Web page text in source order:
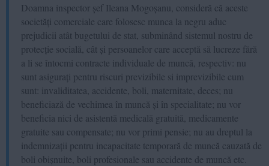
Doamna inspector șef Ileana Mogoșanu, consideră că aceste
societăți comerciale care folosesc munca la negru aduc
prejudicii atât bugetului de stat, subminând sistemul nostru de
protecție socială, cât și persoanelor care acceptă să lucreze fără
a li se întocmi contracte individuale de muncă, respectiv: nu
sunt asigurați pentru riscuri previzibile si imprevizibile cum
sunt: invaliditatea, accidente, boli, maternitate, deces; nu
beneficiază de vechimea în muncă și în specialitate; nu vor
beneficia nici de asistentă medicală gratuită, medicamente
gratuite sau compensate; nu vor primi pensie; nu au dreptul la
indemnizații pentru incapacitate temporară de muncă cauzată de
boli obișnuite, boli profesionale sau accidente de muncă etc.